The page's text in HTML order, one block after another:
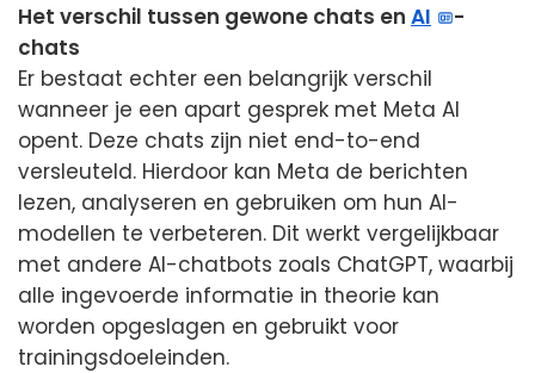
Het verschil tussen gewone chats en AI
-
chats
Er bestaat echter een belangrijk verschil
wanneer je een apart gesprek met Meta AI
opent. Deze chats zijn niet end-to-end
versleuteld. Hierdoor kan Meta de berichten
lezen, analyseren en gebruiken om hun AI-
modellen te verbeteren. Dit werkt vergelijkbaar
met andere AI-chatbots zoals ChatGPT, waarbij
alle ingevoerde informatie in theorie kan
worden opgeslagen en gebruikt voor
trainingsdoeleinden.